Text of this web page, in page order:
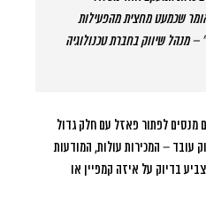
תחילת 2025. זה אומר שכמעט מחצית מהפעילות
– מנהל שיווק בחברת טכנולוגיה
מנסים לפתור פאזל עם חלק גדול
עובד – המכירות עולות, המודעות
בדיוק על איזה קמפיין או